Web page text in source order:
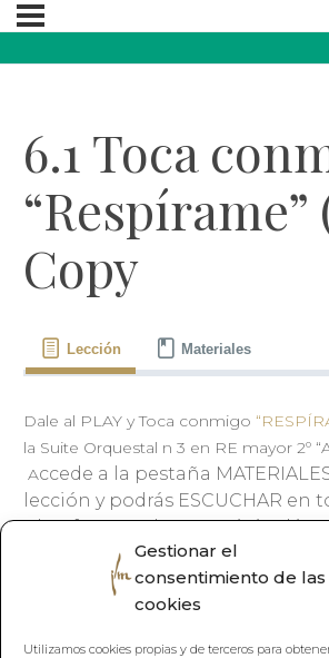
Gestionar el
consentimiento de las
cookies
Utilizamos cookies propias y de terceros para
6.1 Toca
“Respírame”
Copy
Lección Materiales
Dale al PLAY y Toca conmigo
la Suite Orquestal n 3 en RE mayor 2º
Accede a la pestaña
lección y podrás ESCUCHAR en
plataformas el tema original
SANDRA CARRASCO.